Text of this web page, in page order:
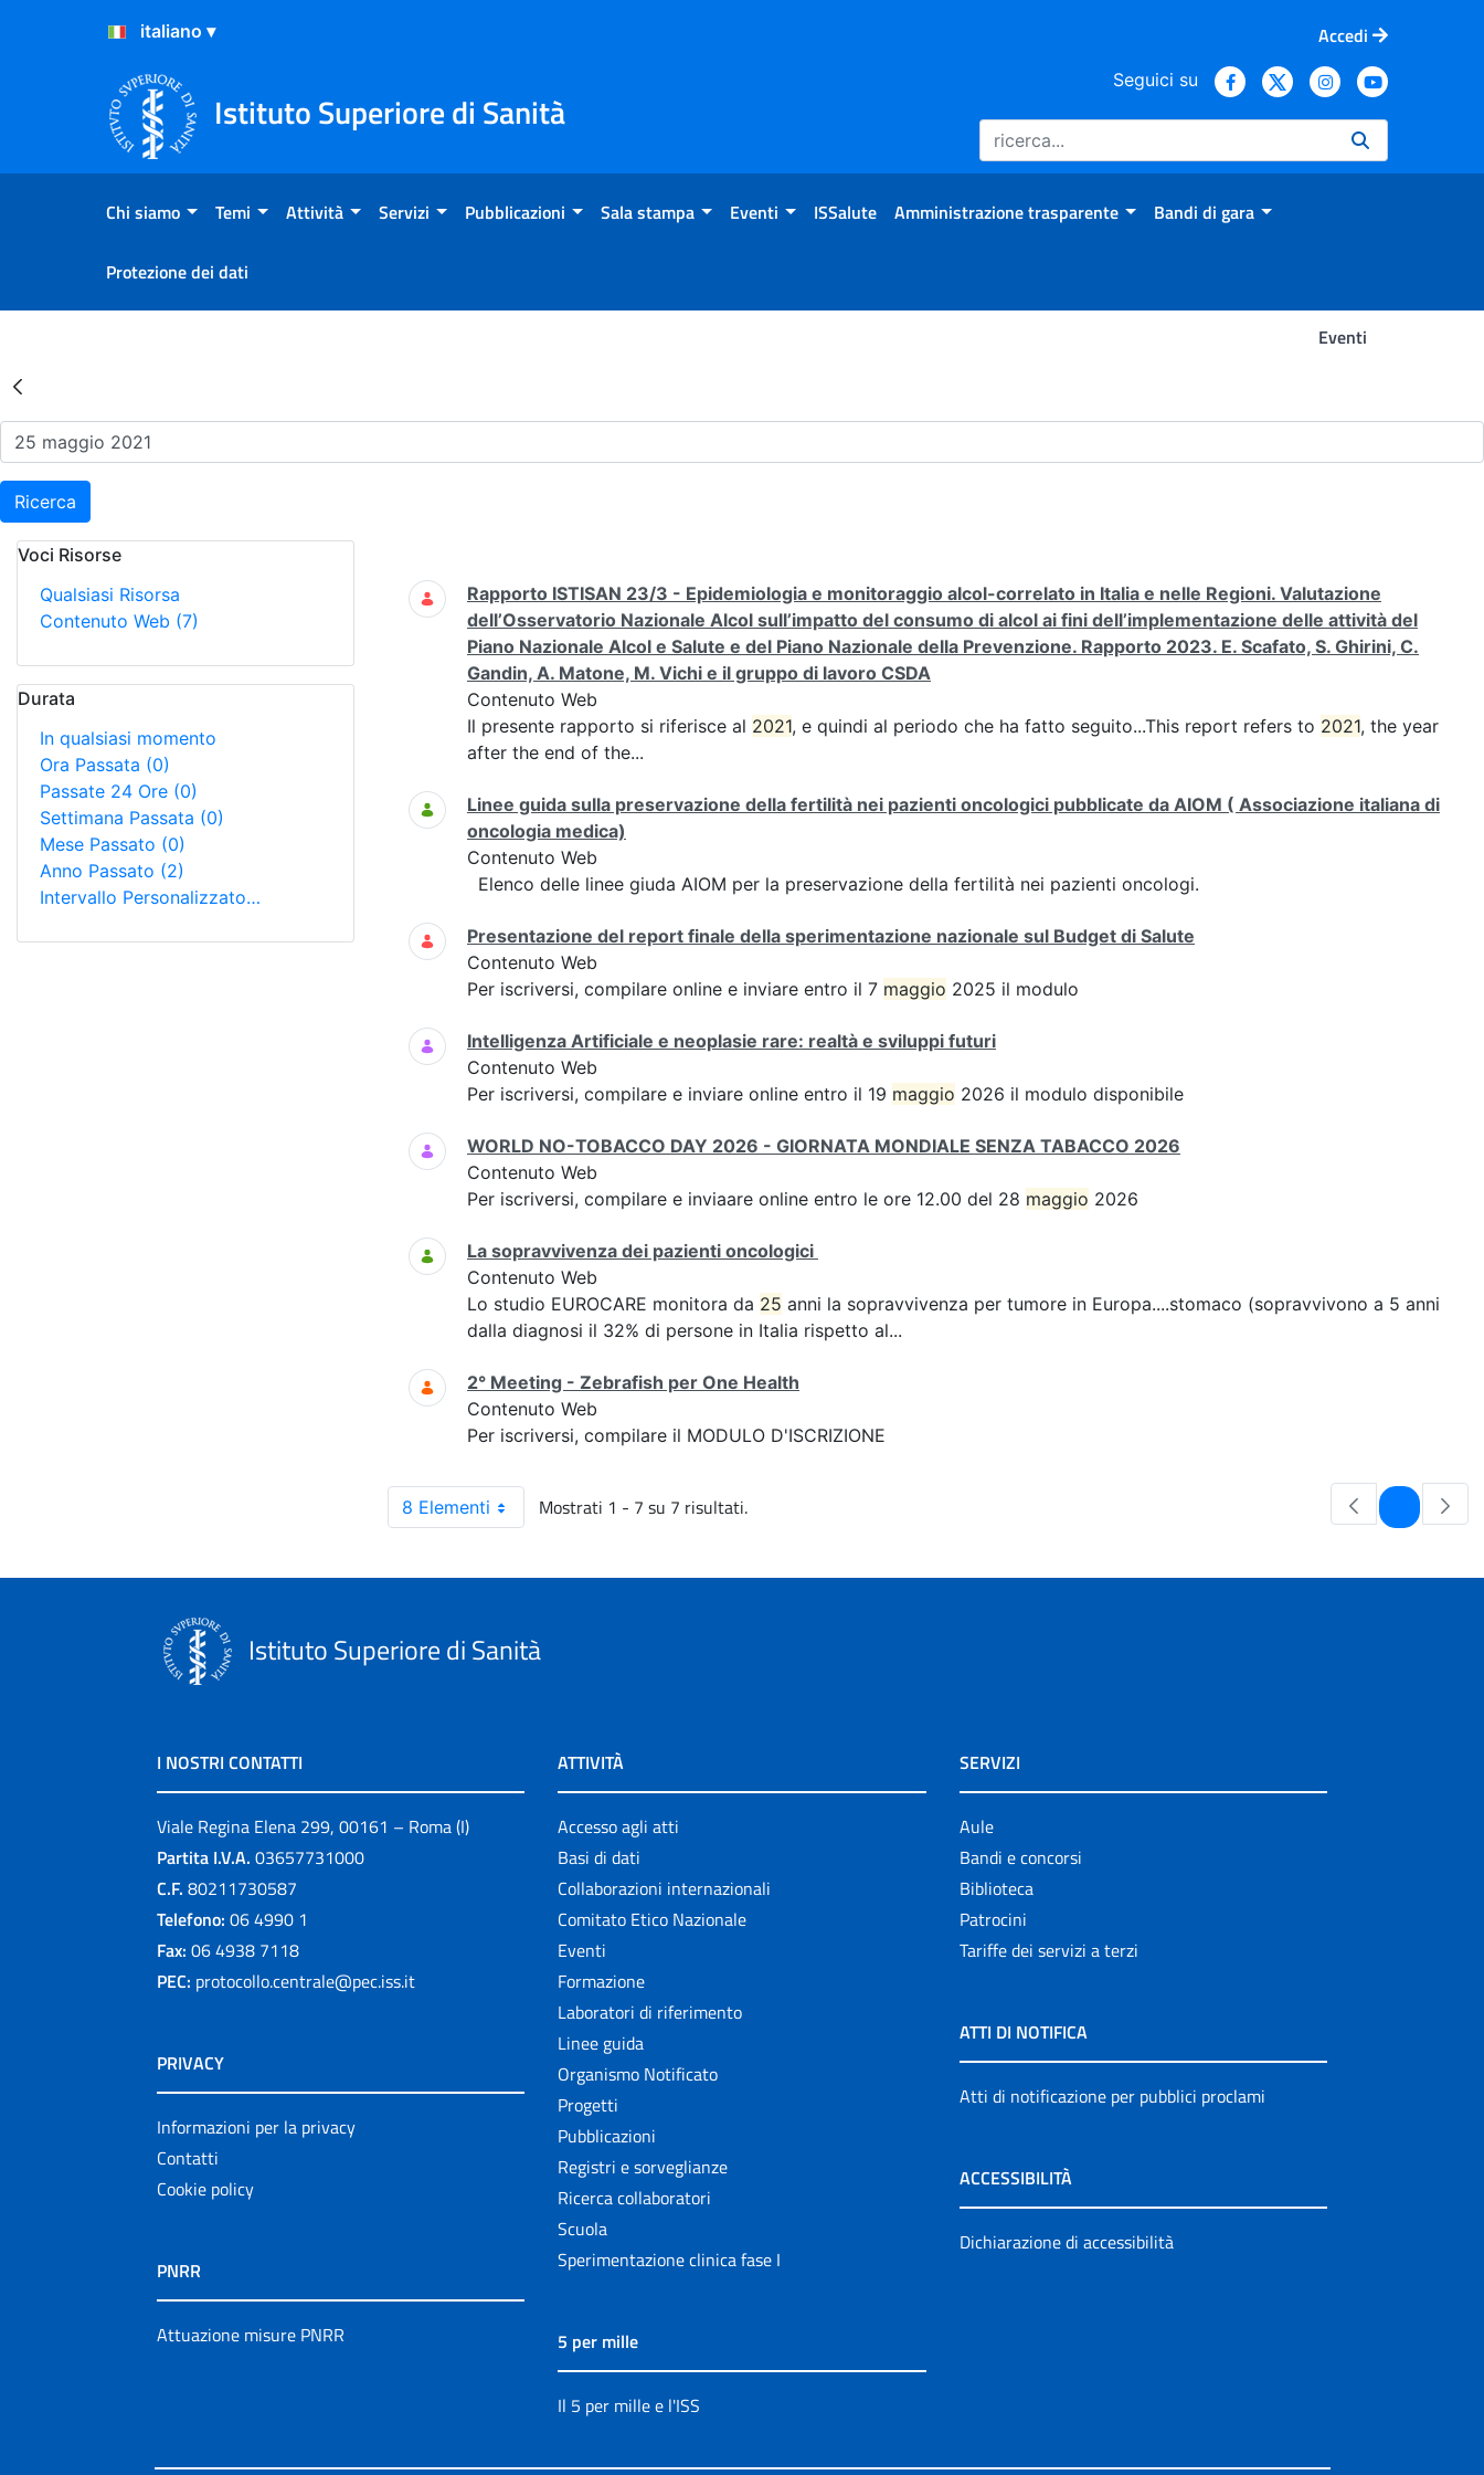
Salta al Contenuto
Salta al Footer
Accedi
Istituto Superiore di Sanità
Seguici su
Chi siamo Temi Attività Servizi Pubblicazioni Sala stampa Eventi ISSalute Amministrazione trasparente Bandi di gara
Protezione dei dati
Eventi
Risultati della Ricerca - Eventi
Ricerca
Voci Risorse
Qualsiasi Risorsa
Contenuto Web (7)
Durata
In qualsiasi momento
Ora Passata (0)
Passate 24 Ore (0)
Settimana Passata (0)
Mese Passato (0)
Anno Passato (2)
Intervallo Personalizzato…
Ricerca
Rapporto ISTISAN 23/3 - Epidemiologia e monitoraggio alcol-correlato in Italia e nelle Regioni. Valutazione
dell’Osservatorio Nazionale Alcol sull’impatto del consumo di alcol ai fini dell’implementazione delle attività del
Piano Nazionale Alcol e Salute e del Piano Nazionale della Prevenzione. Rapporto 2023. E. Scafato, S. Ghirini, C.
Gandin, A. Matone, M. Vichi e il gruppo di lavoro CSDA
Contenuto Web
Il presente rapporto si riferisce al 2021, e quindi al periodo che ha fatto seguito...This report refers to 2021, the year
after the end of the...
Linee guida sulla preservazione della fertilità nei pazienti oncologici pubblicate da AIOM ( Associazione italiana di
oncologia medica)
Contenuto Web
Elenco delle linee giuda AIOM per la preservazione della fertilità nei pazienti oncologi.
Presentazione del report finale della sperimentazione nazionale sul Budget di Salute
Contenuto Web
Per iscriversi, compilare online e inviare entro il 7 maggio 2025 il modulo
Intelligenza Artificiale e neoplasie rare: realtà e sviluppi futuri
Contenuto Web
Per iscriversi, compilare e inviare online entro il 19 maggio 2026 il modulo disponibile
WORLD NO-TOBACCO DAY 2026 - GIORNATA MONDIALE SENZA TABACCO 2026
Contenuto Web
Per iscriversi, compilare e inviaare online entro le ore 12.00 del 28 maggio 2026
La sopravvivenza dei pazienti oncologici
Contenuto Web
Lo studio EUROCARE monitora da 25 anni la sopravvivenza per tumore in Europa....stomaco (sopravvivono a 5 anni
dalla diagnosi il 32% di persone in Italia rispetto al...
2° Meeting - Zebrafish per One Health
Contenuto Web
Per iscriversi, compilare il MODULO D'ISCRIZIONE
8 Elementi Mostrati 1 - 7 su 7 risultati. Pagina
Istituto Superiore di Sanità
I NOSTRI CONTATTI
Viale Regina Elena 299, 00161 – Roma (I)
Partita I.V.A. 03657731000
C.F. 80211730587
Telefono: 06 4990 1
Fax: 06 4938 7118
PEC: protocollo.centrale@pec.iss.it
PRIVACY
Informazioni per la privacy
Contatti
Cookie policy
PNRR
Attuazione misure PNRR
ATTIVITÀ
Accesso agli atti
Basi di dati
Collaborazioni internazionali
Comitato Etico Nazionale
Eventi
Formazione
Laboratori di riferimento
Linee guida
Organismo Notificato
Progetti
Pubblicazioni
Registri e sorveglianze
Ricerca collaboratori
Scuola
Sperimentazione clinica fase I
5 per mille
Il 5 per mille e l'ISS
SERVIZI
Aule
Bandi e concorsi
Biblioteca
Patrocini
Tariffe dei servizi a terzi
ATTI DI NOTIFICA
Atti di notificazione per pubblici proclami
ACCESSIBILITÀ
Dichiarazione di accessibilità